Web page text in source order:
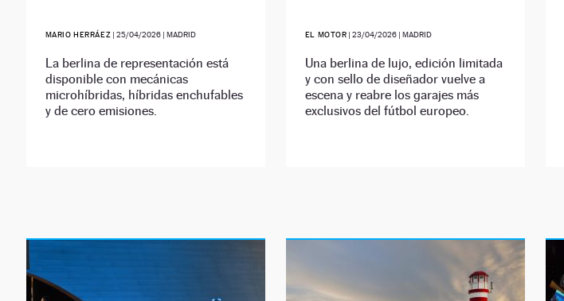
MARIO HERRÁEZ |25/04/2026 | MADRID
La berlina de representación está
disponible con mecánicas
microhíbridas, híbridas enchufables
y de cero emisiones.
EL MOTOR |23/04/2026 | MADRID
Una berlina de lujo, edición limitada
y con sello de diseñador vuelve a
escena y reabre los garajes más
exclusivos del fútbol europeo.